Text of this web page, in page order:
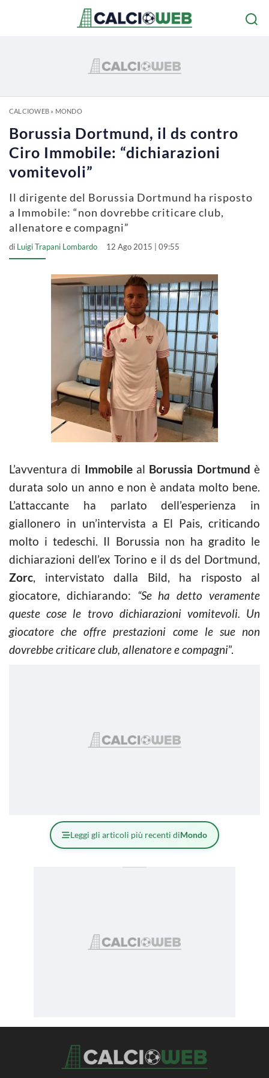
CALCIOWEB» MONDO
Borussia Dortmund, il ds contro
Ciro Immobile: “dichiarazioni
vomitevoli”
Il dirigente del Borussia Dortmund ha risposto
a Immobile: “non dovrebbe criticare club,
allenatore e compagni”
di Luigi Trapani Lombardo 12 Ago 2015 | 09:55
L’avventura di Immobileal Borussia Dortmund è
durata solo un anno e non è andata molto bene.
L’attaccante ha parlato dell’esperienza in
giallonero in un’intervista a El Pais, criticando
molto i tedeschi. Il Borussia non ha gradito le
dichiarazioni dell’ex Torino e il ds del Dortmund,
Zorc, intervistato dalla Bild, ha risposto al
giocatore, dichiarando: “Se ha detto veramente
queste cose le trovo dichiarazioni vomitevoli. Un
giocatore che offre prestazioni come le sue non
dovrebbe criticare club, allenatore e compagni”.
Leggi gli articoli più recenti diMondo